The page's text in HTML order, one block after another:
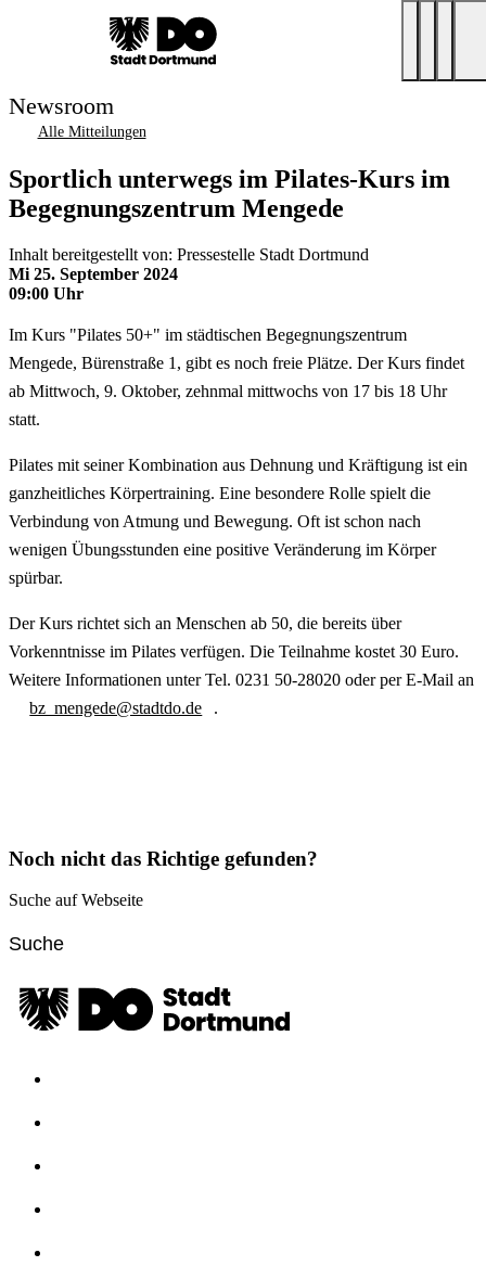
Newsroom
Alle Mitteilungen
Sportlich unterwegs im Pilates-Kurs im
Begegnungszentrum Mengede
Inhalt bereitgestellt von: Pressestelle Stadt Dortmund
Mi 25. September 2024
09:00 Uhr
Im Kurs "Pilates 50+" im städtischen Begegnungszentrum
Mengede, Bürenstraße 1, gibt es noch freie Plätze. Der Kurs findet
ab Mittwoch, 9. Oktober, zehnmal mittwochs von 17 bis 18 Uhr
statt.
Pilates mit seiner Kombination aus Dehnung und Kräftigung ist ein
ganzheitliches Körpertraining. Eine besondere Rolle spielt die
Verbindung von Atmung und Bewegung. Oft ist schon nach
wenigen Übungsstunden eine positive Veränderung im Körper
spürbar.
Der Kurs richtet sich an Menschen ab 50, die bereits über
Vorkenntnisse im Pilates verfügen. Die Teilnahme kostet 30 Euro.
Weitere Informationen unter Tel. 0231 50-28020 oder per E-Mail an
bz_mengede@stadtdo.de
.
Noch nicht das Richtige gefunden?
Suche auf Webseite